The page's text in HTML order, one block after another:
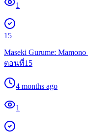
1
15
Maseki Gurume:
ตอนที่15
4 months ago
1